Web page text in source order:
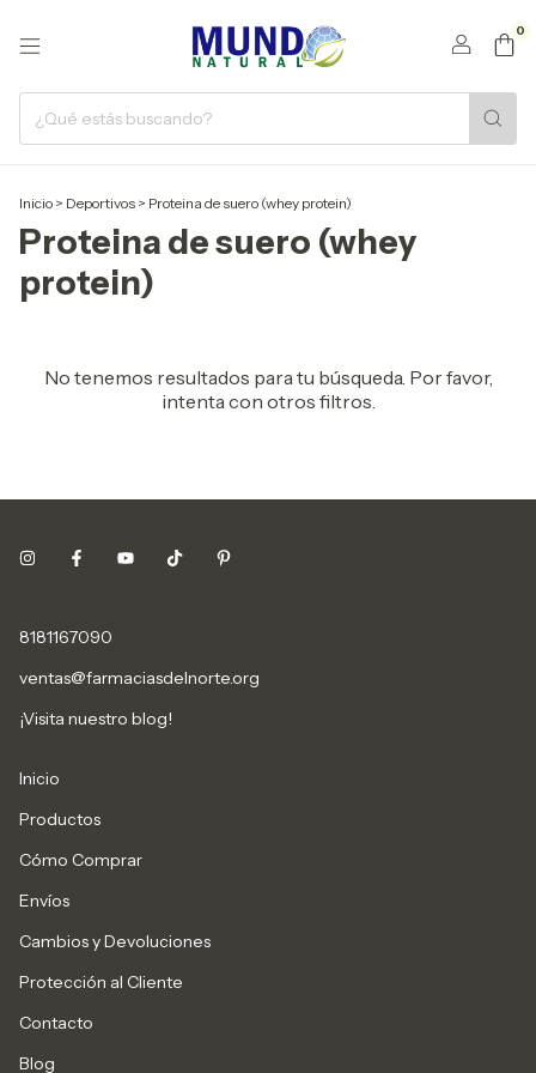
0
Inicio > Deportivos > Proteina de suero (whey protein)
Proteina de suero (whey
protein)
No tenemos resultados para tu búsqueda. Por favor,
intenta con otros filtros.
8181167090
ventas@farmaciasdelnorte.org
¡Visita nuestro blog!
Inicio
Productos
Cómo Comprar
Envíos
Cambios y Devoluciones
Protección al Cliente
Contacto
Blog